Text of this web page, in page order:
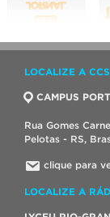
LOCALIZE A CCS
CAMPUS
Rua Gomes
Pelotas - RS,
clique para
LOCALIZE A